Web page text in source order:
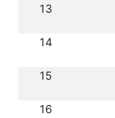
13
14
15
16